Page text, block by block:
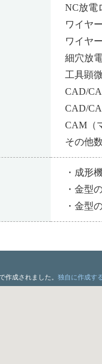
NC放電
ワイヤ
ワイヤ
細穴放
工具顕
CAD/
CAD/
CAM（
その他
・成形
・金型
・金型